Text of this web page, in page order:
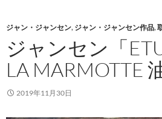
ジャン・ジャンセン, ジャン・ジャンセン作品,
ジャンセン「
LA MARMOTTE
2019年11月30日